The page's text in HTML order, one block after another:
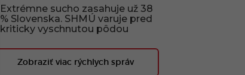
Extrémne sucho zasahuje už 38
% Slovenska. SHMÚ varuje pred
kriticky vyschnutou pôdou
Zobraziť viac rýchlych správ